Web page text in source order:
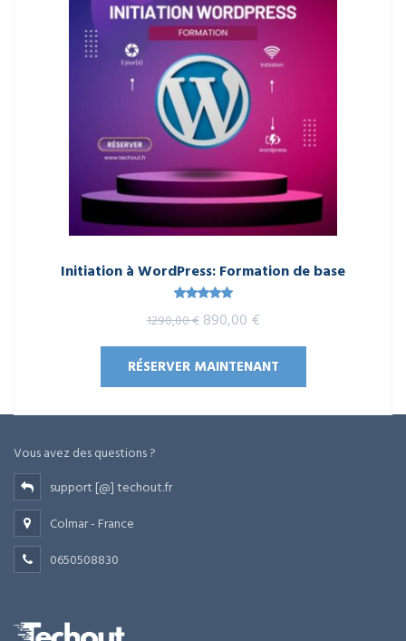
Initiation à WordPress: Formation de base
Note5.00
sur 5
1290,00€ Le
prix
initial
était :
1290,00 €.
890,00 €Le
prix
actuel
est :
890,00 €.
RÉSERVER MAINTENANT
Vous avez des questions ?
support [@] techout.fr
Colmar - France
0650508830